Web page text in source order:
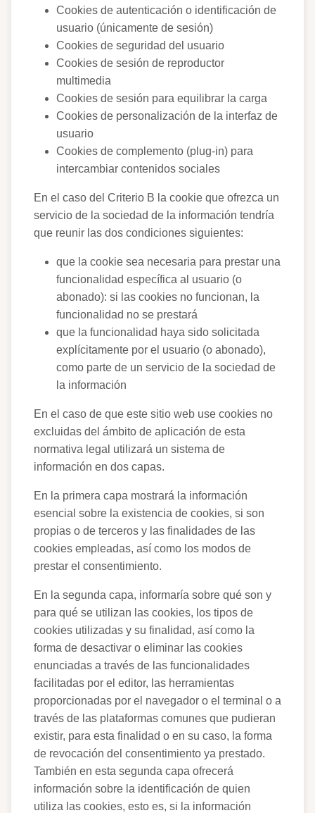
Cookies de autenticación o identificación de
usuario (únicamente de sesión)
Cookies de seguridad del usuario
Cookies de sesión de reproductor
multimedia
Cookies de sesión para equilibrar la carga
Cookies de personalización de la interfaz de
usuario
Cookies de complemento (plug-in) para
intercambiar contenidos sociales
En el caso del Criterio B la cookie que ofrezca un
servicio de la sociedad de la información tendría
que reunir las dos condiciones siguientes:
que la cookie sea necesaria para prestar una
funcionalidad específica al usuario (o
abonado): si las cookies no funcionan, la
funcionalidad no se prestará
que la funcionalidad haya sido solicitada
explícitamente por el usuario (o abonado),
como parte de un servicio de la sociedad de
la información
En el caso de que este sitio web use cookies no
excluidas del ámbito de aplicación de esta
normativa legal utilizará un sistema de
información en dos capas.
En la primera capa mostrará la información
esencial sobre la existencia de cookies, si son
propias o de terceros y las finalidades de las
cookies empleadas, así como los modos de
prestar el consentimiento.
En la segunda capa, informaría sobre qué son y
para qué se utilizan las cookies, los tipos de
cookies utilizadas y su finalidad, así como la
forma de desactivar o eliminar las cookies
enunciadas a través de las funcionalidades
facilitadas por el editor, las herramientas
proporcionadas por el navegador o el terminal o a
través de las plataformas comunes que pudieran
existir, para esta finalidad o en su caso, la forma
de revocación del consentimiento ya prestado.
También en esta segunda capa ofrecerá
información sobre la identificación de quien
utiliza las cookies, esto es, si la información